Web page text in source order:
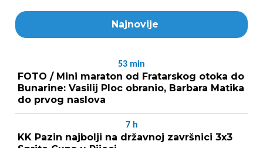
Najnovije
53 min
FOTO / Mini maraton od Fratarskog otoka do
Bunarine: Vasilij Ploc obranio, Barbara Matika
do prvog naslova
7 h
KK Pazin najbolji na državnoj završnici 3x3